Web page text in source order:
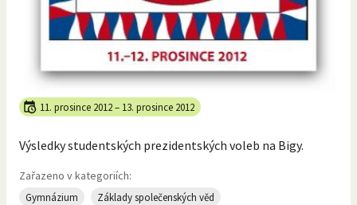
11. prosince 2012– 13. prosince 2012
Výsledky studentských prezidentských voleb na Bigy.
Zařazeno v kategoriích:
Gymnázium Základy společenských věd